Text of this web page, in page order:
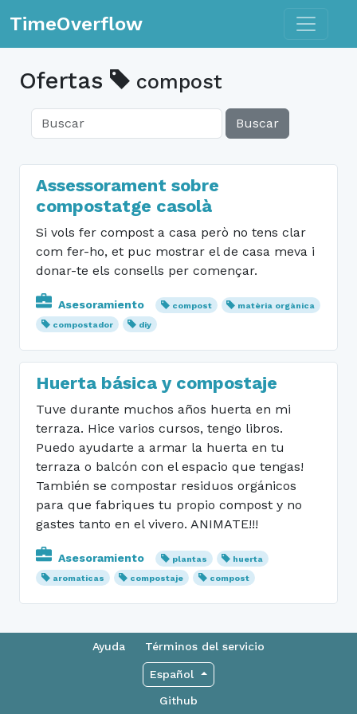
TimeOverflow Toggle
Ofertas compost
Buscar
Assessorament sobre
compostatge casolà
Si vols fer compost a casa però no tens clar
com fer-ho, et puc mostrar el de casa meva i
donar-te els consells per començar.
Asesoramiento compost
matèria orgànica
compostador
diy
Huerta básica y compostaje
Tuve durante muchos años huerta en mi
terraza. Hice varios cursos, tengo libros.
Puedo ayudarte a armar la huerta en tu
terraza o balcón con el espacio que tengas!
También se compostar residuos orgánicos
para que fabriques tu propio compost y no
gastes tanto en el vivero. ANIMATE!!!
Asesoramiento plantas
huerta
aromaticas
compostaje compost
Ayuda Términos del servicio
Español
Github